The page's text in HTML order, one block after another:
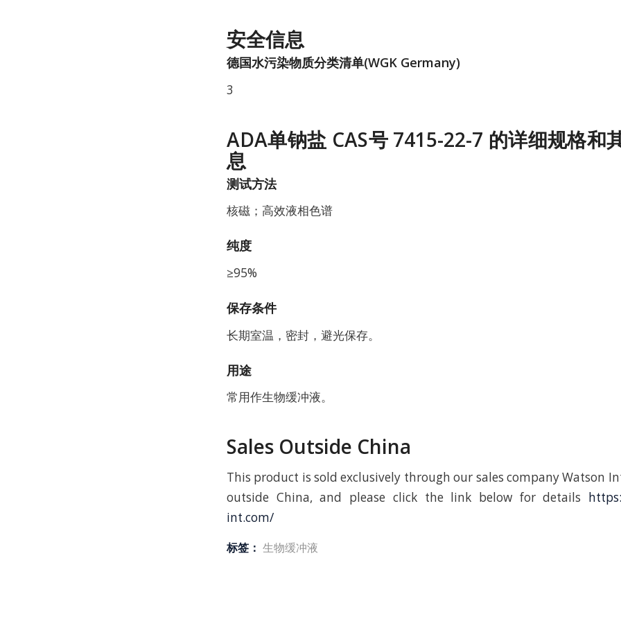
安全信息
德国水污染物质分类清单(WGK Germany)
3
ADA单钠盐 CAS号 7415-22-7 的详细规格和
息
测试方法
核磁；高效液相色谱
纯度
≥95%
保存条件
长期室温，密封，避光保存。
用途
常用作生物缓冲液。
Sales Outside China
This product is sold exclusively through our sales company Watson
outside China, and please click the link below for details
int.com/
标签： 生物缓冲液